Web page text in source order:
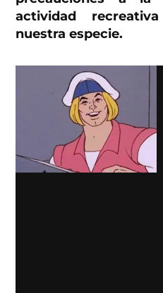
actividad
nuestra especie.